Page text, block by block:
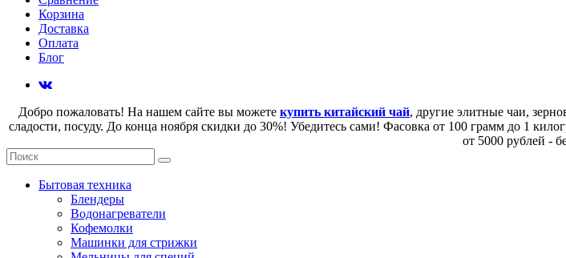
Корзина
Доставка
Оплата
Блог
Добро пожаловать! На нашем сайте вы можете купить китайский чай, другие элитные чаи,
сладости, посуду. До конца ноября скидки до 30%! Убедитесь сами! Фасовка от 100 грамм до 1
от 5000 рублей -
Бытовая техника
Блендеры
Водонагреватели
Кофемолки
Машинки для стрижки